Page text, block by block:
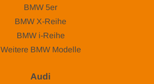
BMW 5er
BMW X-Reihe
BMW i-Reihe
Weitere BMW Modelle
Audi